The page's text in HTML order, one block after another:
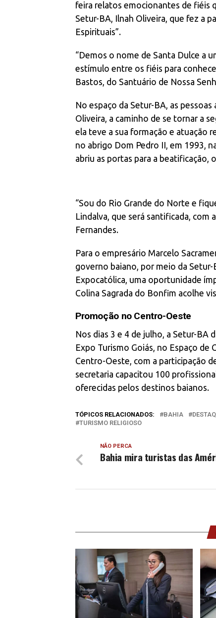
feira relatos emocionantes de fiéis
Setur-BA, Ilnah Oliveira, que fez a
Espirituais”.
“Demos o nome de Santa Dulce a
estímulo entre os fiéis para
Bastos, do Santuário de Nossa
No espaço da Setur-BA, as
Oliveira, a caminho de se tornar a
ela teve a sua formação e atuação
no abrigo Dom Pedro II, em 1993,
abriu as portas para a beatificação,
“Sou do Rio Grande do Norte e
Lindalva, que será santificada, com
Fernandes.
Para o empresário Marcelo
governo baiano, por meio da Setur-
Expocatólica, uma oportunidade
Colina Sagrada do Bonfim acolhe
Promoção no Centro-Oeste
Nos dias 3 e 4 de julho, a Setur-BA
Expo Turismo Goiás, no Espaço
Centro-Oeste, com a participação
secretaria capacitou 100
oferecidas pelos destinos baianos.
TÓPICOS RELACIONADOS: BAHIA
TURISMO RELIGIOSO
NÃO PERCA
Bahia mira turistas das